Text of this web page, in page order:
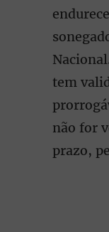
tem
não for
prazo,